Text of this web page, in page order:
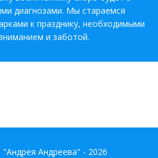
диагнозами. Мы стараемся
к празднику, необходимыми
и заботой.
Андреева" - 2026